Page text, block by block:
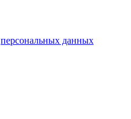
персональных данных